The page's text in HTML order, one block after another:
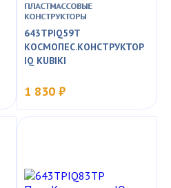
ПЛАСТМАССОВЫЕ
КОНСТРУКТОРЫ
643TPIQ59T
КОСМОПЕС.КОНСТРУКТОР
IQ KUBIKI
1 830 ₽